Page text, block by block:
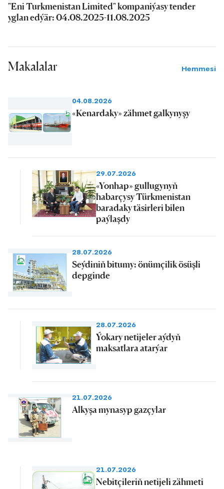
"Eni Turkmenistan Limited" kompaniýasy tender
yglan edýär: 04.08.2025-11.08.2025
Makalalar Hemmesi
04.08.2026
«Kenardaky» zähmet galkynyşy
29.07.2026
«Yonhap» gullugynyň
habarçysy Türkmenistan
baradaky täsirleri bilen
paýlaşdy
28.07.2026
Seýdiniň bitumy: önümçilik ösüşli
depginde
28.07.2026
Ýokary netijeler aýdyň
maksatlara atarýar
21.07.2026
Alkyşa mynasyp gazçylar
21.07.2026
Nebitçileriň netijeli zähmeti